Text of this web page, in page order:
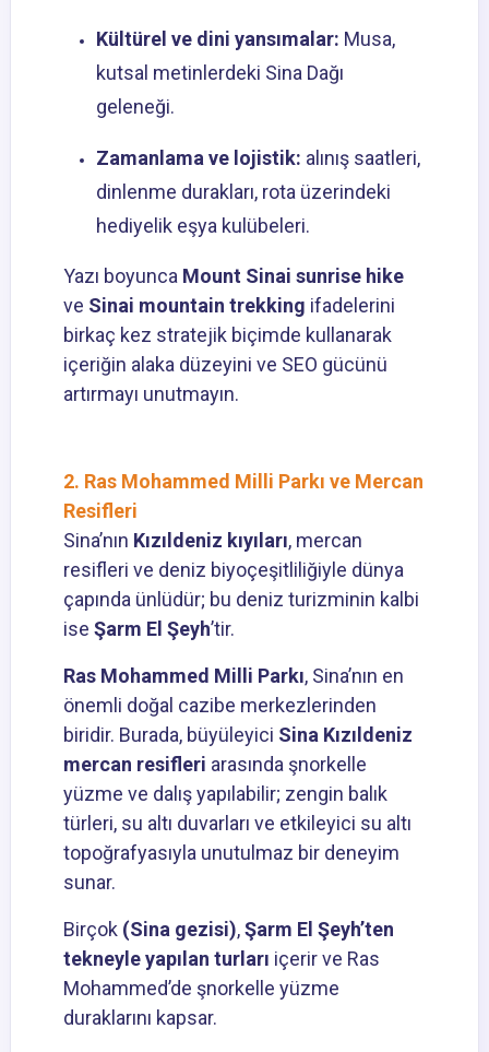
Kültürel ve dini yansımalar: Musa,
kutsal metinlerdeki Sina Dağı
geleneği.
Zamanlama ve lojistik: alınış saatleri,
dinlenme durakları, rota üzerindeki
hediyelik eşya kulübeleri.
Yazı boyunca Mount Sinai sunrise hike
ve Sinai mountain trekking ifadelerini
birkaç kez stratejik biçimde kullanarak
içeriğin alaka düzeyini ve SEO gücünü
artırmayı unutmayın.
2. Ras Mohammed Milli Parkı ve Mercan
Resifleri
Sina’nın Kızıldeniz kıyıları, mercan
resifleri ve deniz biyoçeşitliliğiyle dünya
çapında ünlüdür; bu deniz turizminin kalbi
ise Şarm El Şeyh’tir.
Ras Mohammed Milli Parkı, Sina’nın en
önemli doğal cazibe merkezlerinden
biridir. Burada, büyüleyici Sina Kızıldeniz
mercan resifleri arasında şnorkelle
yüzme ve dalış yapılabilir; zengin balık
türleri, su altı duvarları ve etkileyici su altı
topoğrafyasıyla unutulmaz bir deneyim
sunar.
Birçok (Sina gezisi),Şarm El Şeyh’ten
tekneyle yapılan turları içerir ve Ras
Mohammed’de şnorkelle yüzme
duraklarını kapsar.